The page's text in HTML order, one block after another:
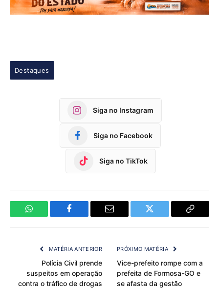
Destaques
Siga no Instagram
Siga no Facebook
Siga no TikTok
WhatsApp Facebook Email Twitter
Copy
MATÉRIA ANTERIOR
Polícia Civil prende
suspeitos em operação
contra o tráfico de drogas
PRÓXIMO MATÉRIA
Vice-prefeito rompe com a
prefeita de Formosa-GO e
se afasta da gestão